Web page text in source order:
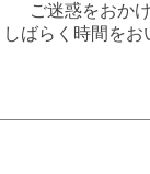
ご迷惑をおか
しばらく時間を